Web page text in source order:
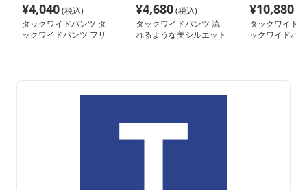
¥4,040(税込)
タックワイドパンツ タ
ックワイドパンツ フリ
¥4,680(税込)
タックワイドパンツ 流
れるような美シルエット
¥10,880
タックワイド
ックワイドパ